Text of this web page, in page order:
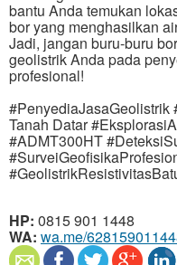
bantu Anda temukan
bor yang menghasilkan
Jadi, jangan buru-buru
geolistrik Anda pada
profesional!
#PenyediaJasaGeolistrik
Tanah Datar
#ADMT300HT
HP: 0815 901 1448
WA: wa.me/